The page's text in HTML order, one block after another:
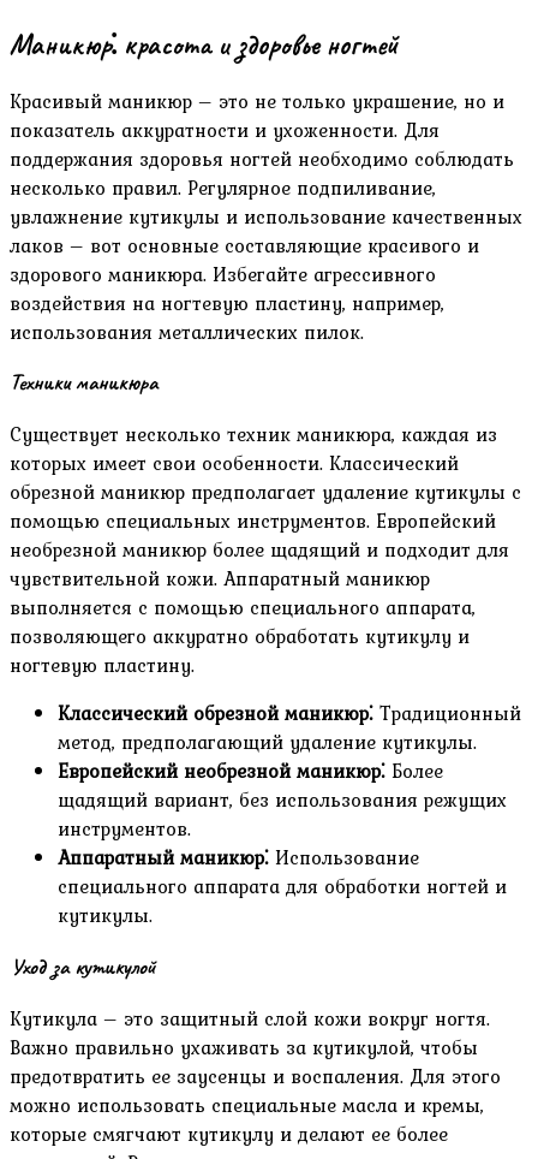
Маникюр⁚ красота и здоровье ногтей
Красивый маникюр – это не только украшение, но и
показатель аккуратности и ухоженности. Для
поддержания здоровья ногтей необходимо соблюдать
несколько правил. Регулярное подпиливание,
увлажнение кутикулы и использование качественных
лаков – вот основные составляющие красивого и
здорового маникюра. Избегайте агрессивного
воздействия на ногтевую пластину, например,
использования металлических пилок.
Техники маникюра
Существует несколько техник маникюра, каждая из
которых имеет свои особенности. Классический
обрезной маникюр предполагает удаление кутикулы с
помощью специальных инструментов. Европейский
необрезной маникюр более щадящий и подходит для
чувствительной кожи. Аппаратный маникюр
выполняется с помощью специального аппарата,
позволяющего аккуратно обработать кутикулу и
ногтевую пластину.
Классический обрезной маникюр⁚ Традиционный
метод, предполагающий удаление кутикулы.
Европейский необрезной маникюр⁚ Более
щадящий вариант, без использования режущих
инструментов.
Аппаратный маникюр⁚ Использование
специального аппарата для обработки ногтей и
кутикулы.
Уход за кутикулой
Кутикула – это защитный слой кожи вокруг ногтя.
Важно правильно ухаживать за кутикулой, чтобы
предотвратить ее заусенцы и воспаления. Для этого
можно использовать специальные масла и кремы,
которые смягчают кутикулу и делают ее более